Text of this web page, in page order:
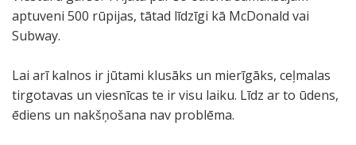
aptuveni 500 rūpijas, tātad līdzīgi kā McDonald vai
Subway.
Lai arī kalnos ir jūtami klusāks un mierīgāks, ceļmalas
tirgotavas un viesnīcas te ir visu laiku. Līdz ar to ūdens,
ēdiens un nakšņošana nav problēma.